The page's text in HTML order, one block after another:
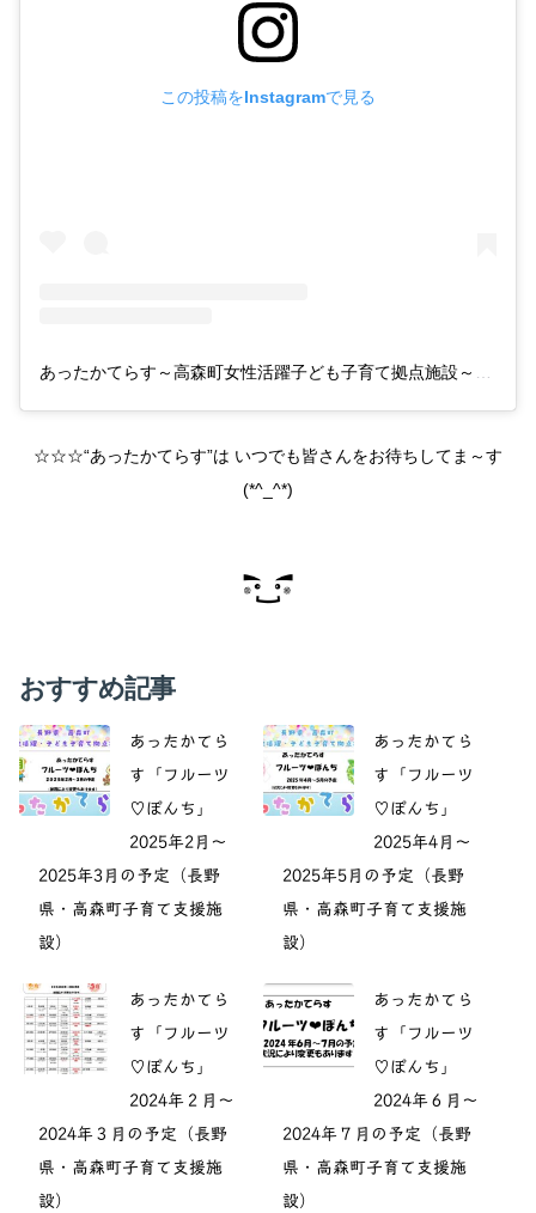
この投稿をInstagramで見る
あったかてらす～高森町女性活躍子ども子育て拠点施設～(@takamori_attakaterrace)がシェアした投稿
☆☆☆“あったかてらす”は いつでも皆さんをお待ちしてま～す
(*^_^*)
おすすめ記事
あったかてら
す「フルーツ
♡ぽんち」
2025年2月～
2025年3月の予定（長野
県・高森町子育て支援施
設）
あったかてら
す「フルーツ
♡ぽんち」
2025年4月～
2025年5月の予定（長野
県・高森町子育て支援施
設）
あったかてら
す「フルーツ
♡ぽんち」
2024年２月～
2024年３月の予定（長野
県・高森町子育て支援施
設）
あったかてら
す「フルーツ
♡ぽんち」
2024年６月～
2024年７月の予定（長野
県・高森町子育て支援施
設）